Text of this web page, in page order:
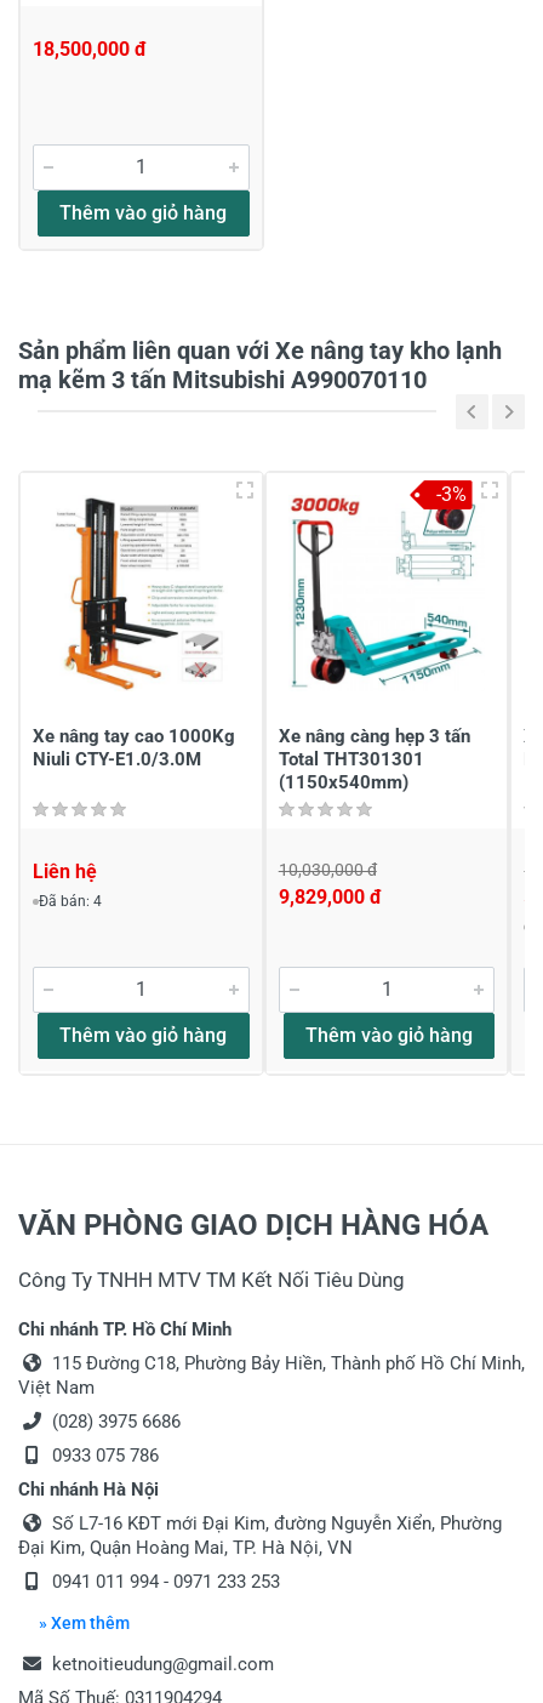
Đánh giá sao
Tiêu đề của nhận xét*
Viết nhận xét của bạn vào bên dưới*
Gửi nhận xét
18,500,000 đ
Thêm vào giỏ hàng
Sản phẩm liên quan với Xe nâng tay kho lạnh
mạ kẽm 3 tấn Mitsubishi A990070110
Xe nâng tay cao 1000Kg
Niuli CTY-E1.0/3.0M
Liên hệ
Đã bán: 4
Thêm vào giỏ hàng
Xe nâng càng hẹp 3 tấn
Total THT301301
(1150x540mm)
10,030,000 đ
9,829,000 đ
Thêm vào giỏ hàng
-3%
VĂN PHÒNG GIAO DỊCH HÀNG HÓA
Công Ty TNHH MTV TM Kết Nối Tiêu Dùng
Chi nhánh TP. Hồ Chí Minh
115 Đường C18, Phường Bảy Hiền, Thành phố Hồ Chí Minh,
Việt Nam
(028) 3975 6686
0933 075 786
Chi nhánh Hà Nội
Số L7-16 KĐT mới Đại Kim, đường Nguyễn Xiển, Phường
Đại Kim, Quận Hoàng Mai, TP. Hà Nội, VN
0941 011 994 - 0971 233 253
» Xem thêm
ketnoitieudung@gmail.com